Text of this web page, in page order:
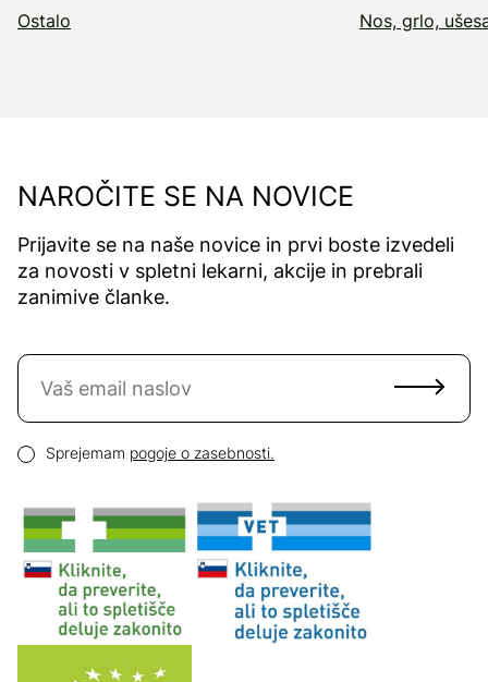
Ostalo Nos, grlo,
NAROČITE SE NA NOVICE
Prijavite se na naše novice in prvi boste izvedeli
za novosti v spletni lekarni, akcije in prebrali
zanimive članke.
Naročite se na novice
Pogoji zasebnosti
Sprejemam pogoje o zasebnosti.